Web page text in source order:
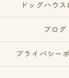
ドッグハウ
ブログ
プライバシー